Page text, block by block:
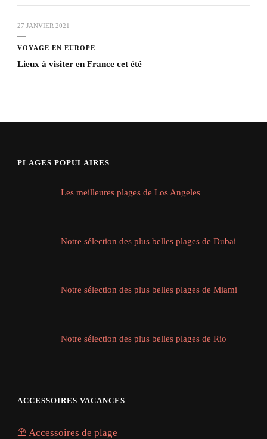
27 JANVIER 2021
VOYAGE EN EUROPE
Lieux à visiter en France cet été
PLAGES POPULAIRES
Les meilleures plages de Los Angeles
Notre sélection des plus belles plages de Dubai
Notre sélection des plus belles plages de Miami
Notre sélection des plus belles plages de Rio
ACCESSOIRES VACANCES
⛱️ Accessoires de plage